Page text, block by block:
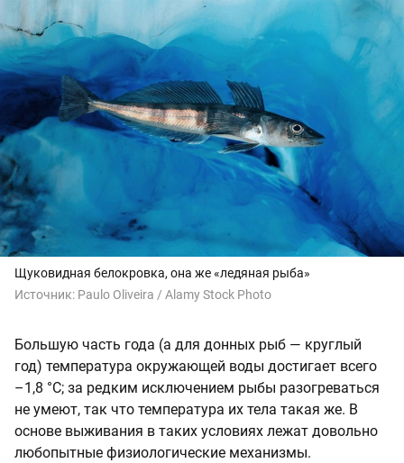
Щуковидная белокровка, она же «ледяная рыба»
Источник: Paulo Oliveira / Alamy Stock Photo
Большую часть года (а для донных рыб — круглый
год) температура окружающей воды достигает всего
–1,8 °C; за редким исключением рыбы разогреваться
не умеют, так что температура их тела такая же. В
основе выживания в таких условиях лежат довольно
любопытные физиологические механизмы.